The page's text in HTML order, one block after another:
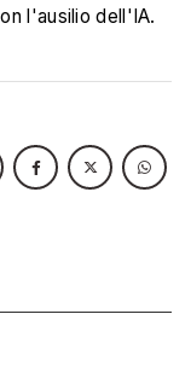
l'ausilio dell'IA.